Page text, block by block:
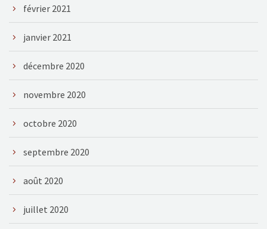
février 2021
janvier 2021
décembre 2020
novembre 2020
octobre 2020
septembre 2020
août 2020
juillet 2020